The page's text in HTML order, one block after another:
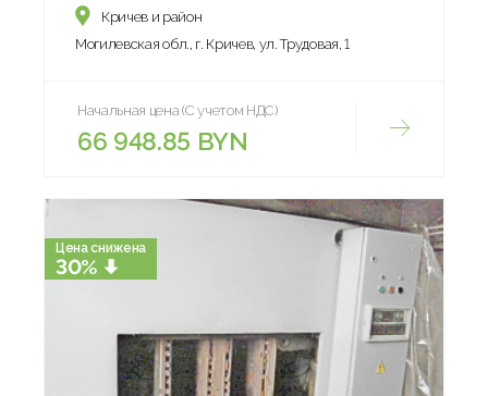
Кричев и район
Могилевская обл., г. Кричев, ул. Трудовая, 1
Начальная цена (С учетом НДС)
66 948.85 BYN
Цена снижена
30%